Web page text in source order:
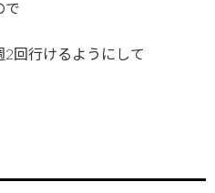
で
回行けるようにして